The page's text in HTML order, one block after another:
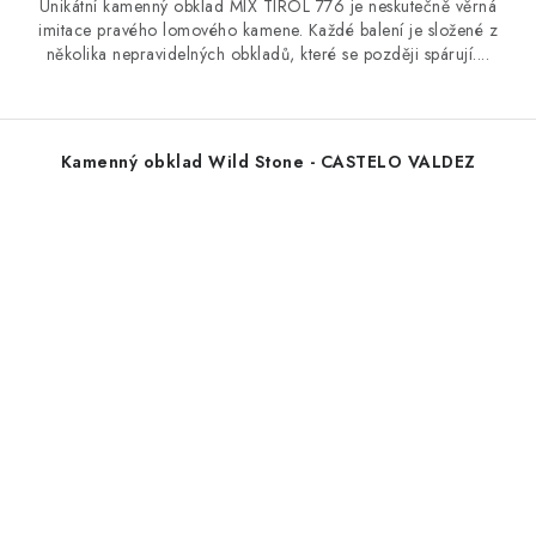
Unikátní kamenný obklad MIX TIROL 776 je neskutečně věrná
imitace pravého lomového kamene. Každé balení je složené z
několika nepravidelných obkladů, které se později spárují....
Kamenný obklad Wild Stone - CASTELO VALDEZ